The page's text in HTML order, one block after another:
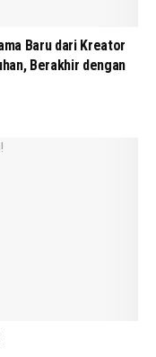
Baru dari Kreator
Berakhir dengan